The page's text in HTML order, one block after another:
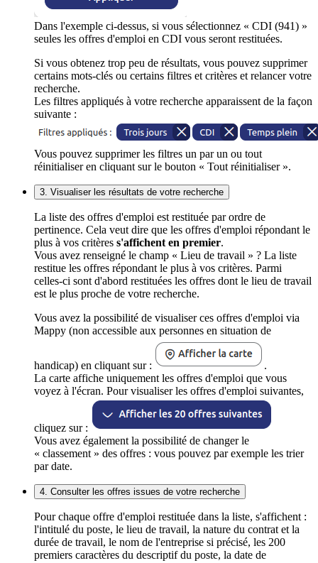
Dans l'exemple ci-dessus, si vous sélectionnez « CDI (941) »
seules les offres d'emploi en CDI vous seront restituées.
Si vous obtenez trop peu de résultats, vous pouvez supprimer
certains mots-clés ou certains filtres et critères et relancer votre
recherche.
Les filtres appliqués à votre recherche apparaissent de la façon
suivante :
Vous pouvez supprimer les filtres un par un ou tout
réinitialiser en cliquant sur le bouton « Tout réinitialiser ».
3. Visualiser les résultats de votre recherche
La liste des offres d'emploi est restituée par ordre de
pertinence. Cela veut dire que les offres d'emploi répondant le
plus à vos critères s'affichent en premier.
Vous avez renseigné le champ « Lieu de travail » ? La liste
restitue les offres répondant le plus à vos critères. Parmi
celles-ci sont d'abord restituées les offres dont le lieu de travail
est le plus proche de votre recherche.
Vous avez la possibilité de visualiser ces offres d'emploi via
Mappy (non accessible aux personnes en situation de
handicap) en cliquant sur :
.
La carte affiche uniquement les offres d'emploi que vous
voyez à l'écran. Pour visualiser les offres d'emploi suivantes,
cliquez sur :
Vous avez également la possibilité de changer le
« classement » des offres : vous pouvez par exemple les trier
par date.
4. Consulter les offres issues de votre recherche
Pour chaque offre d'emploi restituée dans la liste, s'affichent :
l'intitulé du poste, le lieu de travail, la nature du contrat et la
durée de travail, le nom de l'entreprise si précisé, les 200
premiers caractères du descriptif du poste, la date de